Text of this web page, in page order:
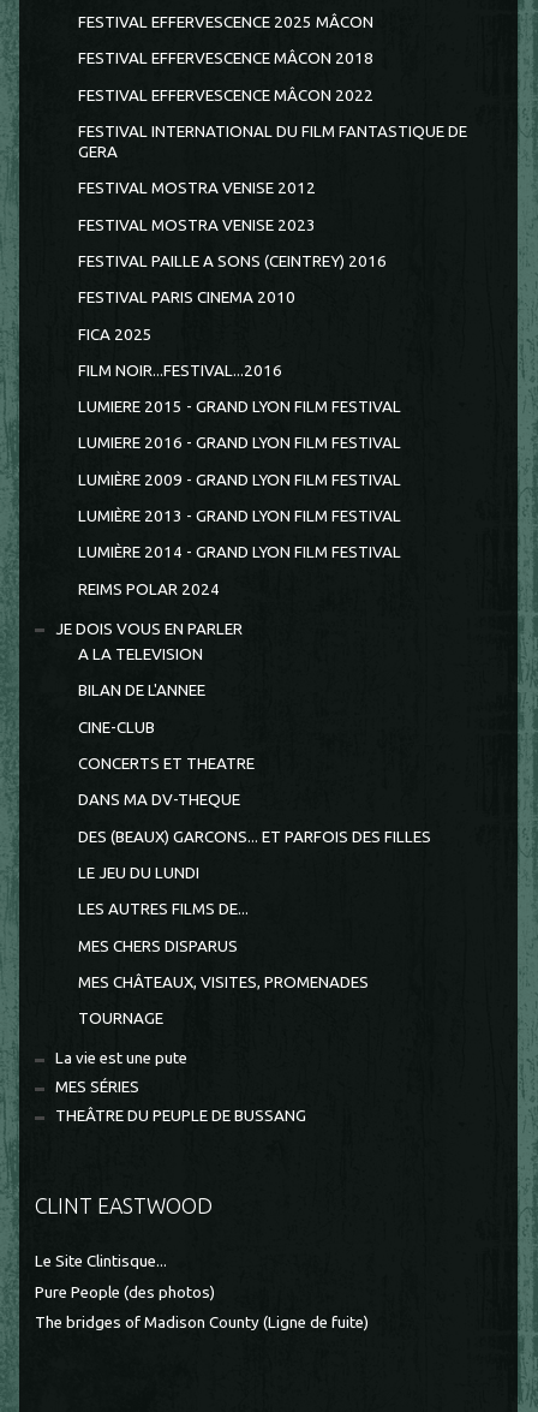
FESTIVAL EFFERVESCENCE 2025 MÂCON
FESTIVAL EFFERVESCENCE MÂCON 2018
FESTIVAL EFFERVESCENCE MÂCON 2022
FESTIVAL INTERNATIONAL DU FILM FANTASTIQUE DE
GERA
FESTIVAL MOSTRA VENISE 2012
FESTIVAL MOSTRA VENISE 2023
FESTIVAL PAILLE A SONS (CEINTREY) 2016
FESTIVAL PARIS CINEMA 2010
FICA 2025
FILM NOIR...FESTIVAL...2016
LUMIERE 2015 - GRAND LYON FILM FESTIVAL
LUMIERE 2016 - GRAND LYON FILM FESTIVAL
LUMIÈRE 2009 - GRAND LYON FILM FESTIVAL
LUMIÈRE 2013 - GRAND LYON FILM FESTIVAL
LUMIÈRE 2014 - GRAND LYON FILM FESTIVAL
REIMS POLAR 2024
JE DOIS VOUS EN PARLER
A LA TELEVISION
BILAN DE L'ANNEE
CINE-CLUB
CONCERTS ET THEATRE
DANS MA DV-THEQUE
DES (BEAUX) GARCONS... ET PARFOIS DES FILLES
LE JEU DU LUNDI
LES AUTRES FILMS DE...
MES CHERS DISPARUS
MES CHÂTEAUX, VISITES, PROMENADES
TOURNAGE
La vie est une pute
MES SÉRIES
THEÂTRE DU PEUPLE DE BUSSANG
CLINT EASTWOOD
Le Site Clintisque...
Pure People (des photos)
The bridges of Madison County (Ligne de fuite)